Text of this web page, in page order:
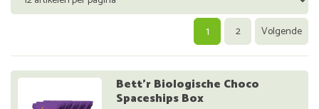
1 2 Volgende
Bett'r Biologische Choco
Spaceships Box